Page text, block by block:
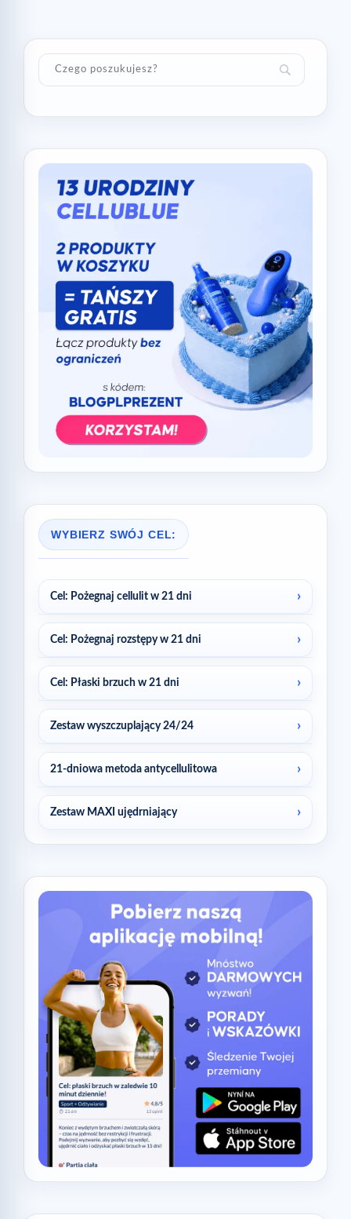
WYBIERZ SWÓJ CEL:
Cel: Pożegnaj cellulit w 21 dni
Cel: Pożegnaj rozstępy w 21 dni
Cel: Płaski brzuch w 21 dni
Zestaw wyszczuplający 24/24
21-dniowa metoda antycellulitowa
Zestaw MAXI ujędrniający